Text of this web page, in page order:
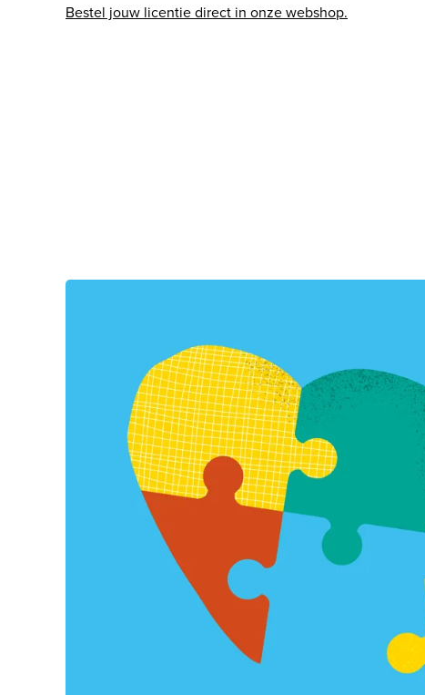
Bestel jouw licentie direct in onze webshop.